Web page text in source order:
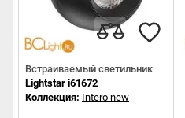
Встраиваемый светильник
Lightstar i61672
Коллекция: Intero new